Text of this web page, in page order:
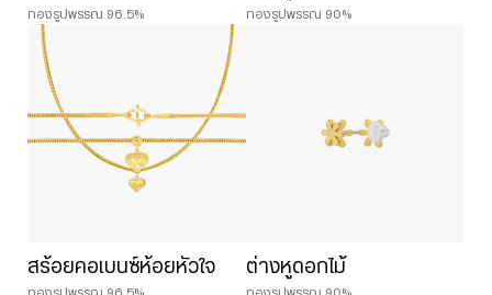
ทองรูปพรรณ 96.5% ทองรูปพรรณ 90%
สร้อยคอเบนซ์ห้อยหัวใจ ต่างหูดอกไม้